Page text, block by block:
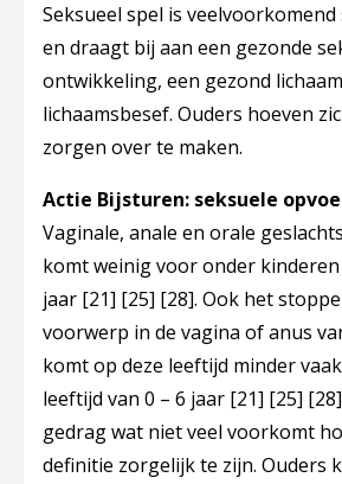
Seksueel spel is
en draagt bij aan een gezonde
ontwikkeling, een gezond
lichaamsbesef. Ouders hoeven
zorgen over te maken.
Actie Bijsturen: seksuele
Vaginale, anale en orale
komt weinig voor onder
jaar [21] [25] [28]. Ook het
voorwerp in de vagina of anus
komt op deze leeftijd minder
leeftijd van 0 – 6 jaar [21] [25] [28]
gedrag wat niet veel voorkomt
definitie zorgelijk te zijn. Ouders